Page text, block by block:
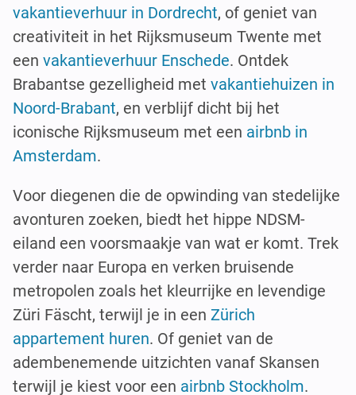
vakantieverhuur in Dordrecht, of geniet van
creativiteit in het Rijksmuseum Twente met
een vakantieverhuur Enschede. Ontdek
Brabantse gezelligheid met vakantiehuizen in
Noord-Brabant, en verblijf dicht bij het
iconische Rijksmuseum met een airbnb in
Amsterdam.
Voor diegenen die de opwinding van stedelijke
avonturen zoeken, biedt het hippe NDSM-
eiland een voorsmaakje van wat er komt. Trek
verder naar Europa en verken bruisende
metropolen zoals het kleurrijke en levendige
Züri Fäscht, terwijl je in een Zürich
appartement huren. Of geniet van de
adembenemende uitzichten vanaf Skansen
terwijl je kiest voor een airbnb Stockholm.